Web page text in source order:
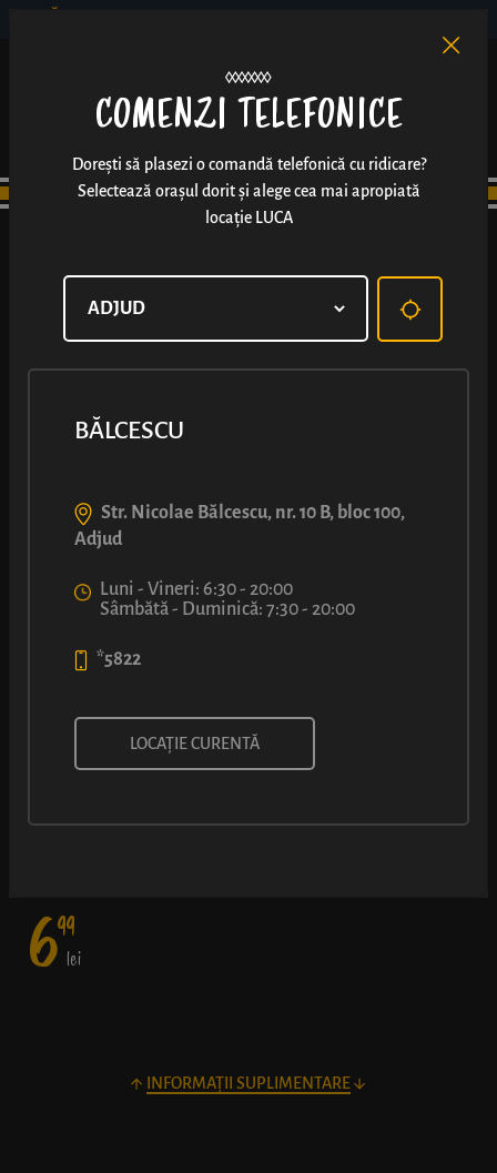
LUCA PICANT
acrișoară, și un strop de maioneză condimentată, într-un aluat
699
lei
INFORMAȚII SUPLIMENTARE
COMENZI TELEFONICE
Dorești să plasezi o comandă telefonică cu ridicare?
Selectează orașul dorit și alege cea mai apropiată
locație LUCA
BĂLCESCU
Str. Nicolae Bălcescu, nr. 10 B, bloc 100,
Adjud
Luni - Vineri: 6:30 - 20:00
Sâmbătă - Duminică: 7:30 - 20:00
*5822
LOCAȚIE CURENTĂ